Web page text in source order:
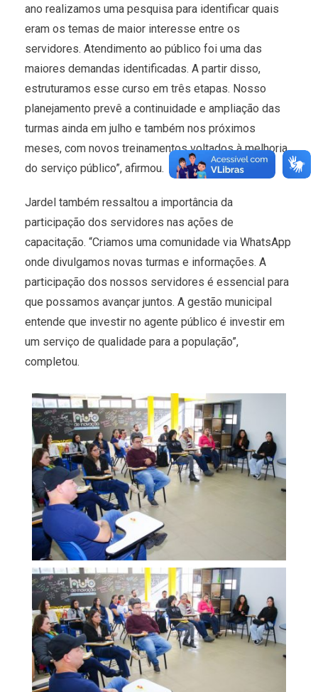
ano realizamos uma pesquisa para identificar quais
eram os temas de maior interesse entre os
servidores. Atendimento ao público foi uma das
maiores demandas identificadas. A partir disso,
estruturamos esse curso em três etapas. Nosso
planejamento prevê a continuidade e ampliação das
turmas ainda em julho e também nos próximos
meses, com novos treinamentos voltados à melhoria
do serviço público”, afirmou.
Jardel também ressaltou a importância da
participação dos servidores nas ações de
capacitação. “Criamos uma comunidade via WhatsApp
onde divulgamos novas turmas e informações. A
participação dos nossos servidores é essencial para
que possamos avançar juntos. A gestão municipal
entende que investir no agente público é investir em
um serviço de qualidade para a população”,
completou.